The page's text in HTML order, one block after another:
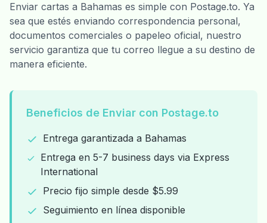
Enviar cartas a Bahamas es simple con Postage.to. Ya
sea que estés enviando correspondencia personal,
documentos comerciales o papeleo oficial, nuestro
servicio garantiza que tu correo llegue a su destino de
manera eficiente.
Beneficios de Enviar con Postage.to
Entrega garantizada a Bahamas
Entrega en 5-7 business days via Express
International
Precio fijo simple desde $5.99
Seguimiento en línea disponible